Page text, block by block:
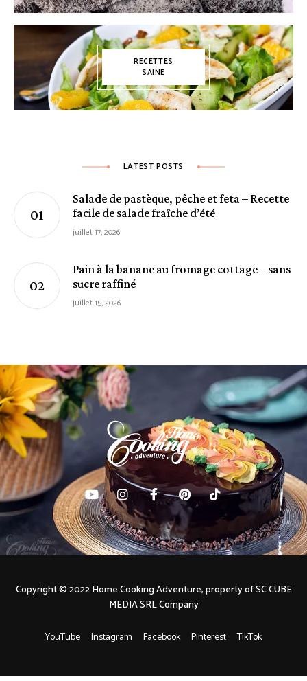
RECETTES
SAINE
LATEST POSTS
Salade de pastèque, pêche et feta – Recette
facile de salade fraîche d’été
juillet 17, 2026
Pain à la banane au fromage cottage – sans
sucre raffiné
juillet 15, 2026
YouTube Instagram Facebook Pinterest TikTok
Copyright © 2022 Home Cooking Adventure, property of SC CUBE
MEDIA SRL Company